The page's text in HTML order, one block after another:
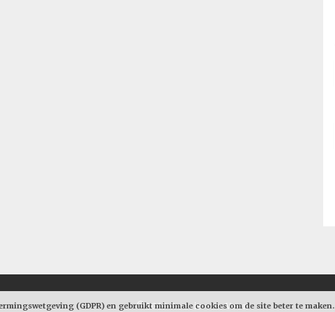
©2019 Audrie van Veen
(GDPR) en gebruikt minimale cookies om de site beter te maken.